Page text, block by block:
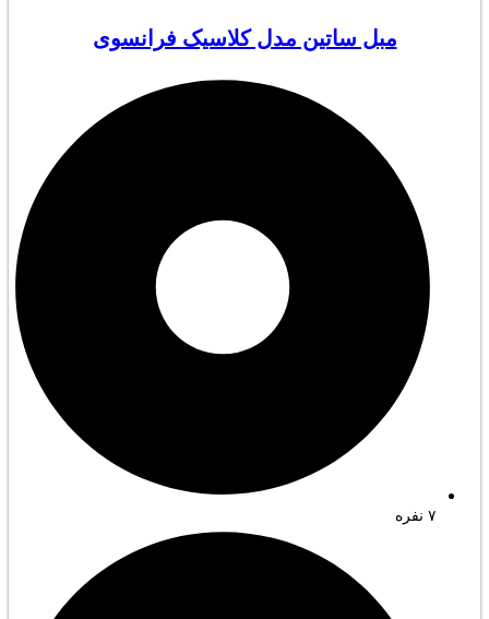
مبل ساتین مدل کلاسیک فرانسوی
۷ نفره